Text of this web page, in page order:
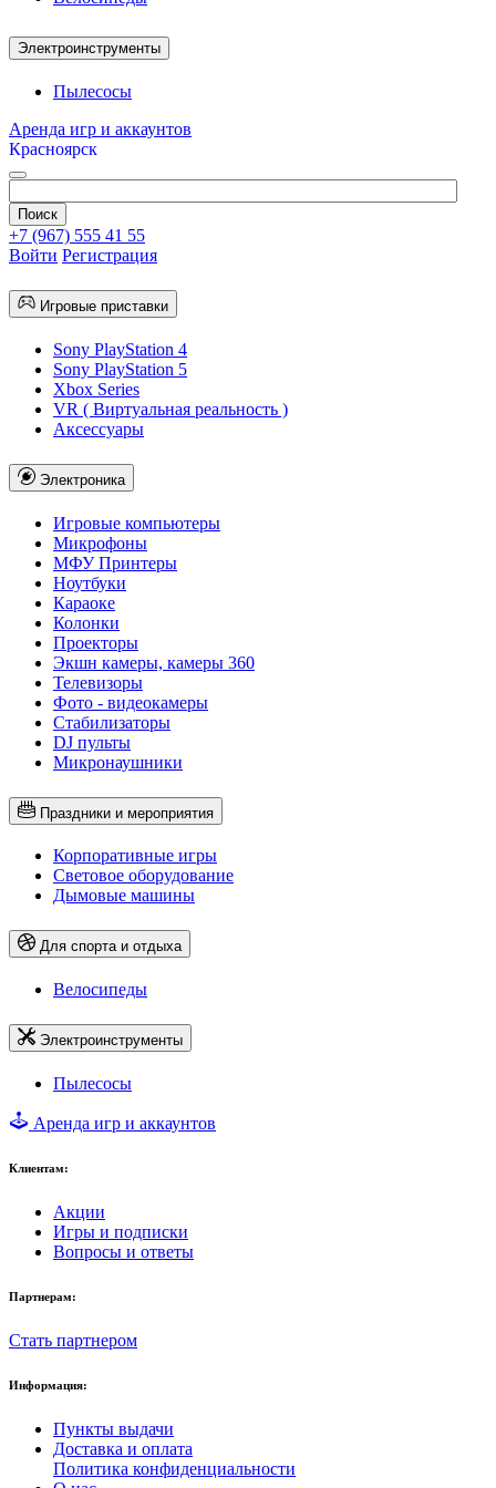
Электроинструменты
Пылесосы
Аренда игр и аккаунтов
Красноярск
+7 (967) 555 41 55
Войти Регистрация
Игровые приставки
Sony PlayStation 4
Sony PlayStation 5
Xbox Series
VR ( Виртуальная реальность )
Аксессуары
Электроника
Игровые компьютеры
Микрофоны
МФУ Принтеры
Ноутбуки
Караоке
Колонки
Проекторы
Экшн камеры, камеры 360
Телевизоры
Фото - видеокамеры
Стабилизаторы
DJ пульты
Микронаушники
Праздники и мероприятия
Корпоративные игры
Световое оборудование
Дымовые машины
Для спорта и отдыха
Велосипеды
Электроинструменты
Пылесосы
Аренда игр и аккаунтов
Клиентам:
Акции
Игры и подписки
Вопросы и ответы
Партнерам:
Стать партнером
Информация:
Пункты выдачи
Доставка и оплата
Политика конфиденциальности